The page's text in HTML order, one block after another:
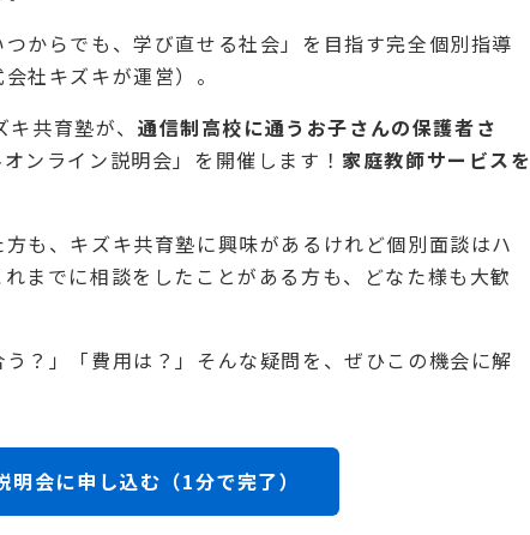
つからでも、学び直せる社会」を目指す完全個別指導
社キズキが運営）。
キ共育塾が、通信制高校に通うお子さんの保護者さ
ンライン説明会」を開催します！ 家庭教師サービスを
も、キズキ共育塾に興味があるけれど個別面談はハ
までに相談をしたことがある方も、どなた様も大歓
う？」「費用は？」そんな疑問を、ぜひこの機会に解
明会に申し込む（1分で完了）